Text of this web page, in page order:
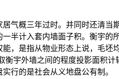
概三年过时。并同时还清当
半计入套内墙面子积。衡宇的
，是指从物业形态上说，毛坯
衡宇外墙之间的程度投影面积计
行的是社会从义地盘公有制。